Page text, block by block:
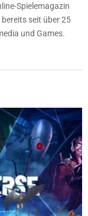
Spielemagazin
seit über 25
und Games.